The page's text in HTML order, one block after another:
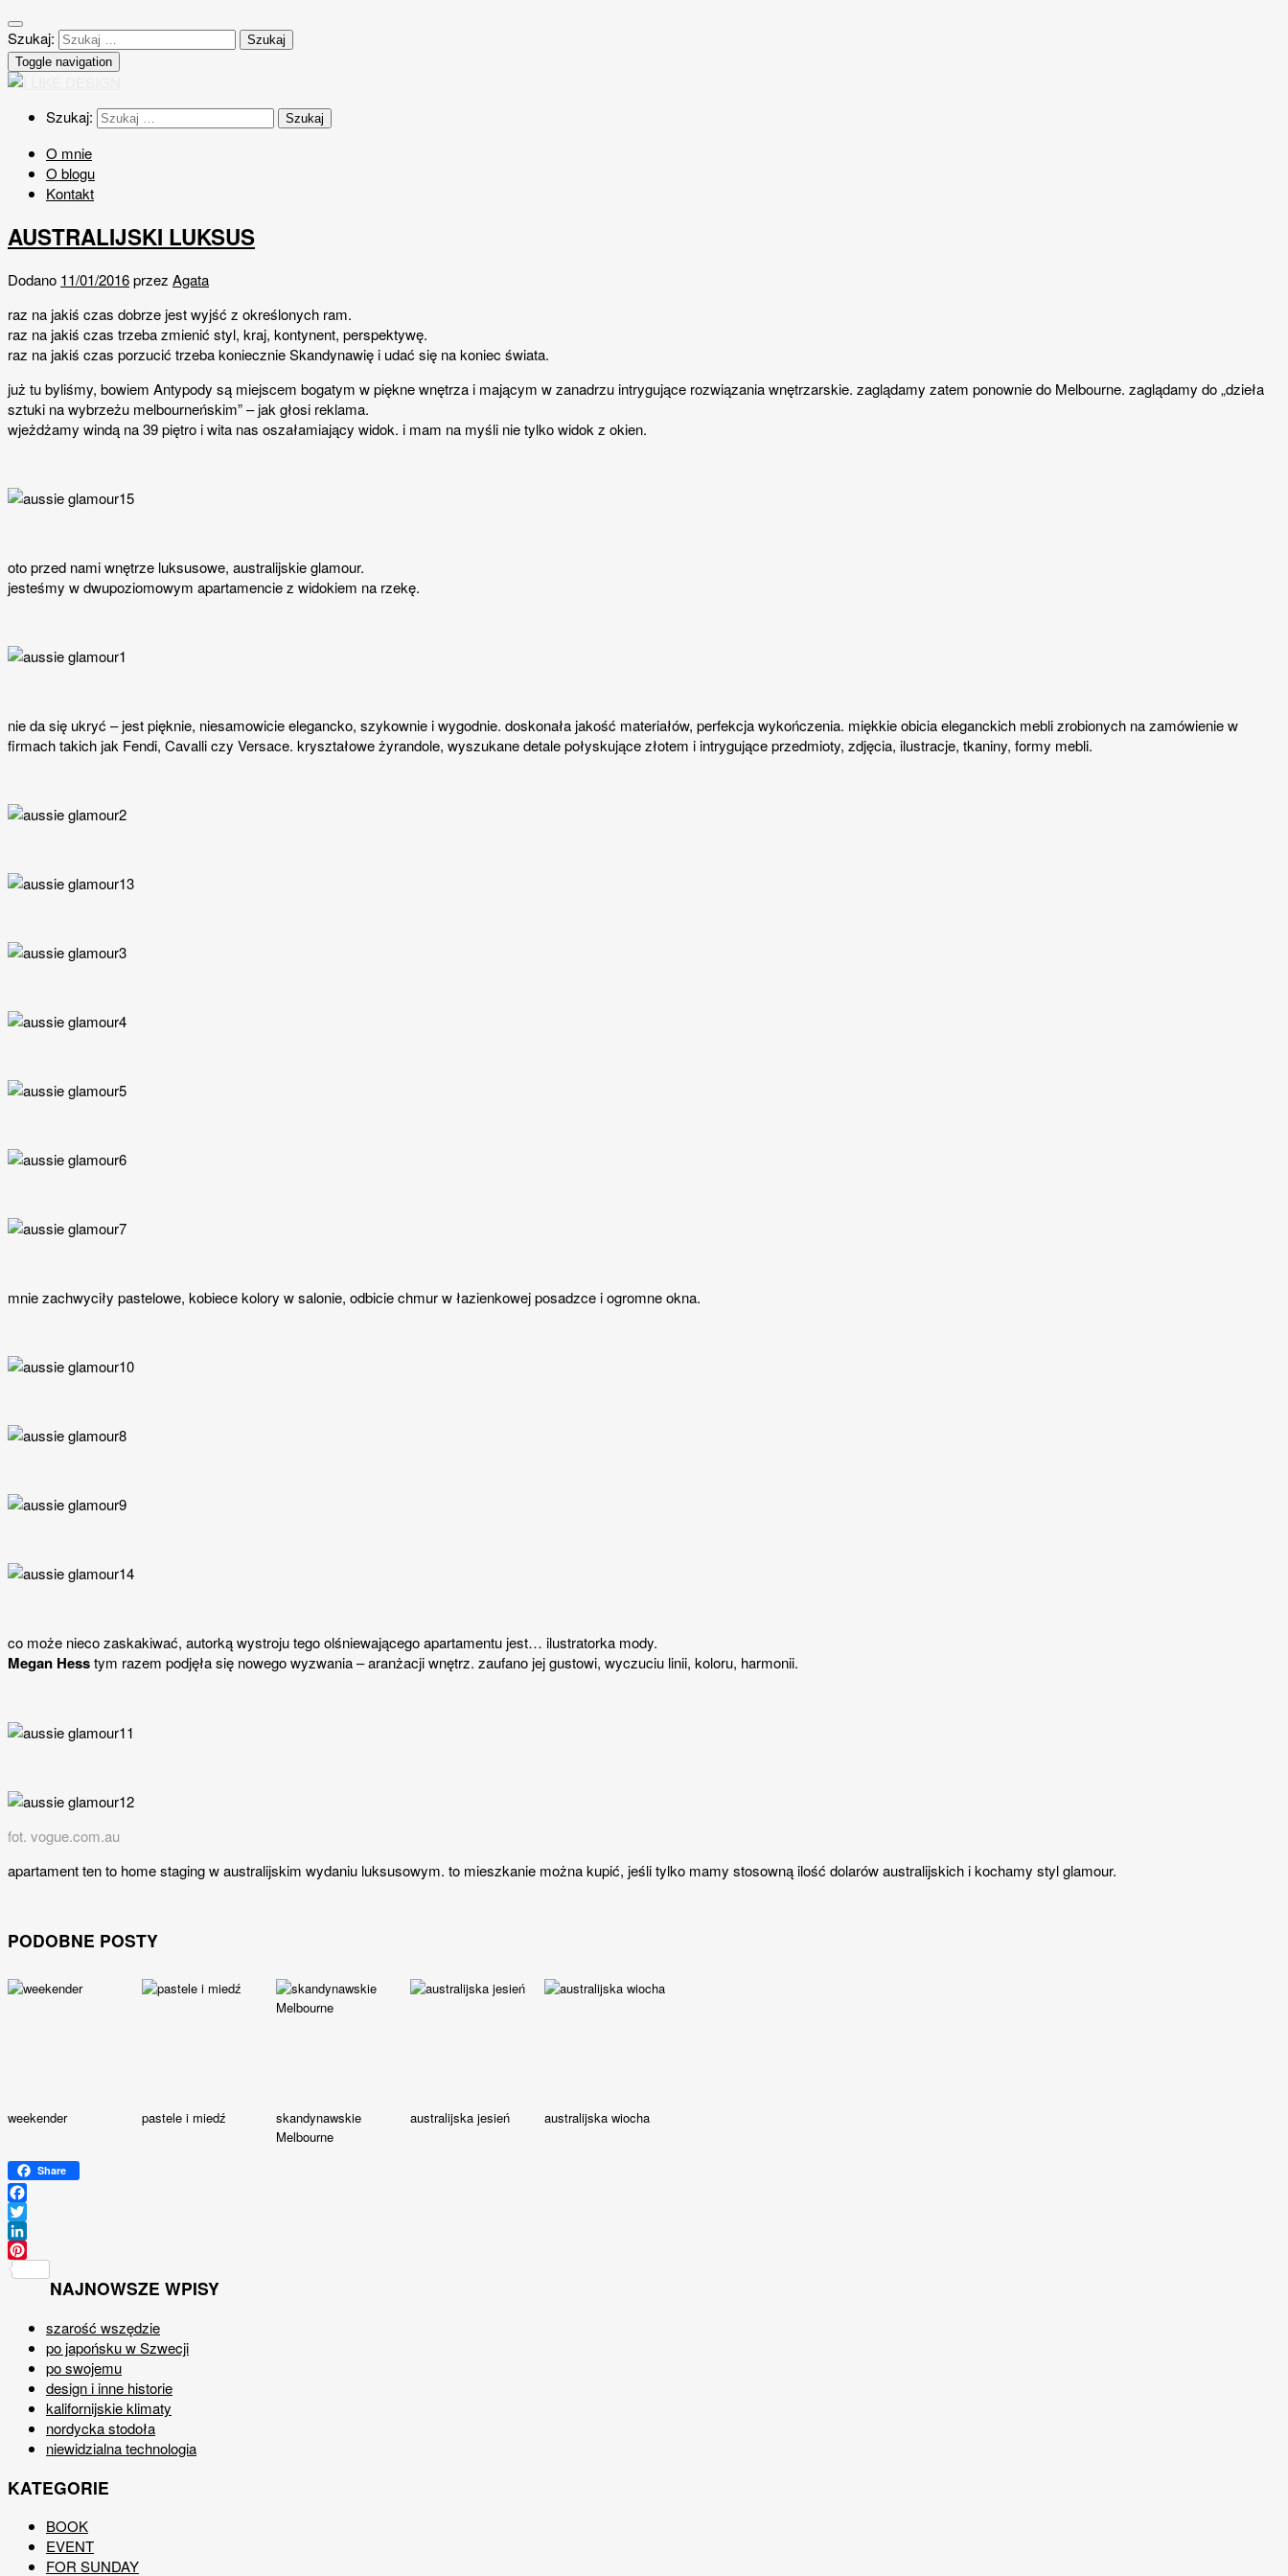
Szukaj:
Toggle navigation
Szukaj:
O mnie
O blogu
Kontakt
AUSTRALIJSKI LUKSUS
Dodano 11/01/2016przez Agata
raz na jakiś czas dobrze jest wyjść z określonych ram.
raz na jakiś czas trzeba zmienić styl, kraj, kontynent, perspektywę.
raz na jakiś czas porzucić trzeba koniecznie Skandynawię i udać się na koniec świata.
już tu byliśmy, bowiem Antypody są miejscem bogatym w piękne wnętrza i mającym w zanadrzu intrygujące rozwiązania wnętrzarskie. zaglądamy zatem ponownie do Melbourne. zaglądamy do „dzieła
sztuki na wybrzeżu melbourneńskim” – jak głosi reklama.
wjeżdżamy windą na 39 piętro i wita nas oszałamiający widok. i mam na myśli nie tylko widok z okien.
oto przed nami wnętrze luksusowe, australijskie glamour.
jesteśmy w dwupoziomowym apartamencie z widokiem na rzekę.
nie da się ukryć – jest pięknie, niesamowicie elegancko, szykownie i wygodnie. doskonała jakość materiałów, perfekcja wykończenia. miękkie obicia eleganckich mebli zrobionych na zamówienie w
firmach takich jak Fendi, Cavalli czy Versace. kryształowe żyrandole, wyszukane detale połyskujące złotem i intrygujące przedmioty, zdjęcia, ilustracje, tkaniny, formy mebli.
mnie zachwyciły pastelowe, kobiece kolory w salonie, odbicie chmur w łazienkowej posadzce i ogromne okna.
co może nieco zaskakiwać, autorką wystroju tego olśniewającego apartamentu jest… ilustratorka mody.
Megan Hesstym razem podjęła się nowego wyzwania – aranżacji wnętrz. zaufano jej gustowi, wyczuciu linii, koloru, harmonii.
fot. vogue.com.au
apartament ten to home staging w australijskim wydaniu luksusowym. to mieszkanie można kupić, jeśli tylko mamy stosowną ilość dolarów australijskich i kochamy styl glamour.
PODOBNE POSTY
weekender pastele i miedź
skandynawskie
Melbourne
australijska jesień australijska wiocha
Share
Facebook
Twitter
LinkedIn
NAJNOWSZE WPISY
szarość wszędzie
po japońsku w Szwecji
po swojemu
design i inne historie
kalifornijskie klimaty
nordycka stodoła
niewidzialna technologia
KATEGORIE
BOOK
EVENT
FOR SUNDAY